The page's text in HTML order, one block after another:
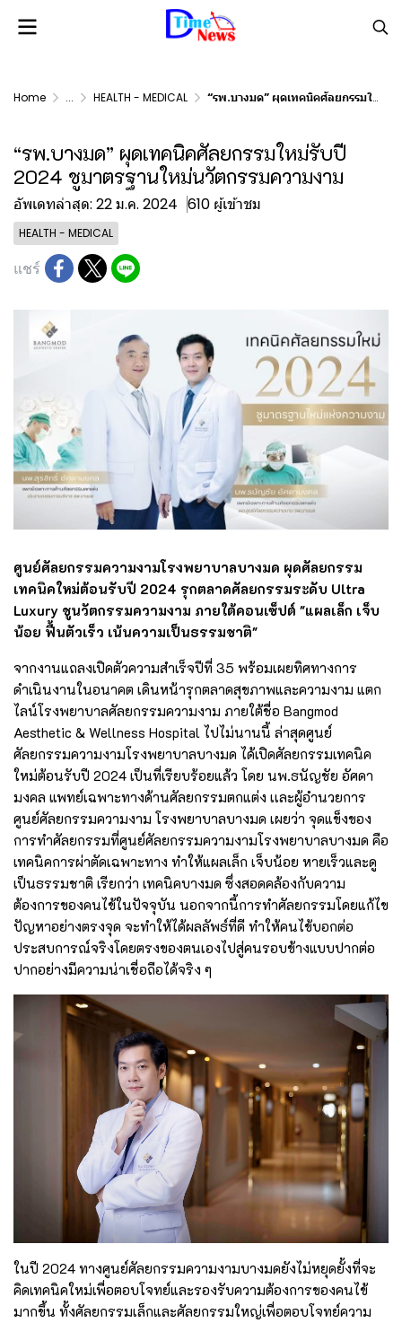
Home ... HEALTH - MEDICAL “รพ.บางมด” ผุดเทคนิคศัลยกรรมใหม่รับปี 2024 ชูมาตรฐานใหม่นวัตกรรมความงาม
“รพ.บางมด” ผุดเทคนิคศัลยกรรมใหม่รับปี
2024 ชูมาตรฐานใหม่นวัตกรรมความงาม
อัพเดทล่าสุด: 22 ม.ค. 2024 610 ผู้เข้าชม
HEALTH - MEDICAL
แชร์
ศูนย์ศัลยกรรมความงามโรงพยาบาลบางมด ผุดศัลยกรรม
เทคนิคใหม่ต้อนรับปี 2024 รุกตลาดศัลยกรรมระดับ Ultra
Luxury ชูนวัตกรรมความงาม ภายใต้คอนเซ็ปต์ "แผลเล็ก เจ็บ
น้อย ฟื้นตัวเร็ว เน้นความเป็นธรรมชาติ"
จากงานแถลงเปิดตัวความสำเร็จปีที่ 35 พร้อมเผยทิศทางการ
ดำเนินงานในอนาคต เดินหน้ารุกตลาดสุขภาพและความงาม แตก
ไลน์โรงพยาบาลศัลยกรรมความงาม ภายใต้ชื่อ Bangmod
Aesthetic & Wellness Hospital ไปไม่นานนี้ ล่าสุดศูนย์
ศัลยกรรมความงามโรงพยาบาลบางมด ได้เปิดศัลยกรรมเทคนิค
ใหม่ต้อนรับปี 2024 เป็นที่เรียบร้อยแล้ว โดย นพ.ธนัญชัย อัศดา
มงคล แพทย์เฉพาะทางด้านศัลยกรรมตกแต่ง เเละผู้อำนวยการ
ศูนย์ศัลยกรรมความงาม โรงพยาบาลบางมด เผยว่า จุดแข็งของ
การทำศัลยกรรมที่ศูนย์ศัลยกรรมความงามโรงพยาบาลบางมด คือ
เทคนิคการผ่าตัดเฉพาะทาง ทำให้แผลเล็ก เจ็บน้อย หายเร็วและดู
เป็นธรรมชาติ เรียกว่า เทคนิคบางมด ซึ่งสอดคล้องกับความ
ต้องการของคนไข้ในปัจจุบัน นอกจากนี้การทำศัลยกรรมโดยแก้ไข
ปัญหาอย่างตรงจุด จะทำให้ได้ผลลัพธ์ที่ดี ทำให้คนไข้บอกต่อ
ประสบการณ์จริงโดยตรงของตนเองไปสู่คนรอบข้างแบบปากต่อ
ปากอย่างมีความน่าเชื่อถือได้จริง ๆ
ในปี 2024 ทางศูนย์ศัลยกรรมความงามบางมดยังไม่หยุดยั้งที่จะ
คิดเทคนิคใหม่เพื่อตอบโจทย์และรองรับความต้องการของคนไข้
มากขึ้น ทั้งศัลยกรรมเล็กและศัลยกรรมใหญ่เพื่อตอบโจทย์ความ